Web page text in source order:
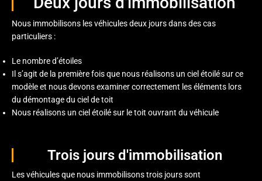
Nous immobilisons les véhicules deux jours dans des cas
particuliers :
Le nombre d’étoiles
Il s’agit de la première fois que nous réalisons un ciel étoilé sur ce
modèle et nous devons examiner correctement les éléments lors
du démontage du ciel de toit
Nous réalisons un ciel étoilé sur le toit ouvrant du véhicule
Trois jours d'immobilisation
Les véhicules que nous immobilisons trois jours sont